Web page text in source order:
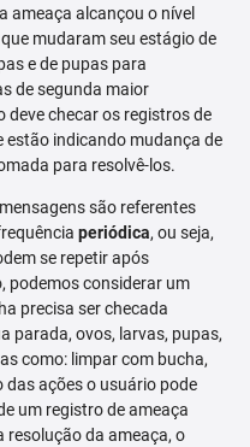
ameaça alcançou o nível
mudaram seu estágio de
e de pupas para
de segunda maior
checar os registros de
estão indicando mudança de
para resolvê-los.
são referentes
periódica, ou seja,
se repetir após
podemos considerar um
precisa ser checada
parada, ovos, larvas, pupas,
como: limpar com bucha,
das ações o usuário pode
um registro de ameaça
resolução da ameaça, o